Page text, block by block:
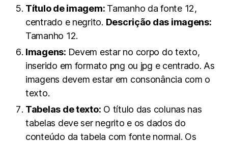
Título de imagem: Tamanho da fonte 12,
centrado e negrito. Descrição das imagens:
Tamanho 12.
Imagens: Devem estar no corpo do texto,
inserido em formato png ou jpg e centrado. As
imagens devem estar em consonância com o
texto.
Tabelas de texto: O título das colunas nas
tabelas deve ser negrito e os dados do
conteúdo da tabela com fonte normal. Os